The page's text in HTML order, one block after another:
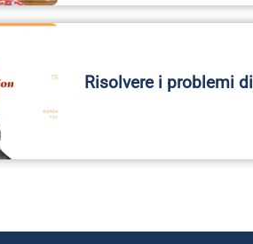
Risolvere i problemi